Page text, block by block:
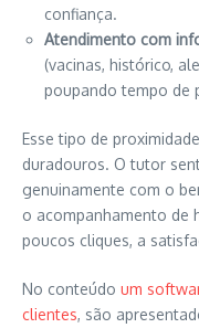
confiança.
Atendimento com
(vacinas, histórico,
poupando tempo de
Esse tipo de
duradouros. O tutor
genuinamente com o
o acompanhamento de
poucos cliques, a
No conteúdo um
clientes, são